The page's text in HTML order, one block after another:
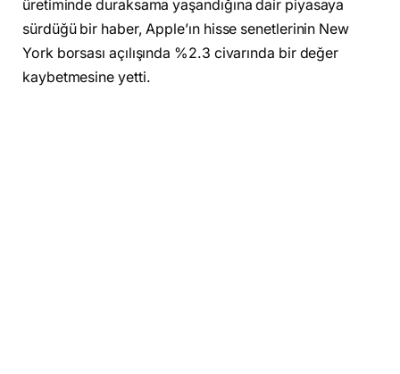
üretiminde duraksama yaşandığına dair piyasaya
sürdüğü bir haber, Apple’ın hisse senetlerinin New
York borsası açılışında %2.3 civarında bir değer
kaybetmesine yetti.